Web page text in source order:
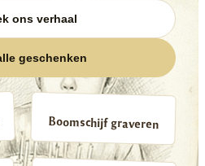
ons verhaal
geschenken
Boomschijf graveren